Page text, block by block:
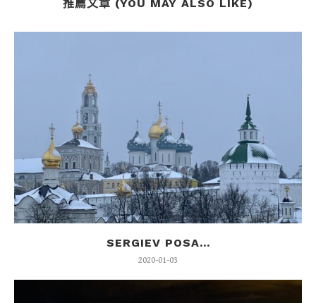
推薦文章 (YOU MAY ALSO LIKE)
SERGIEV POSA...
2020-01-03